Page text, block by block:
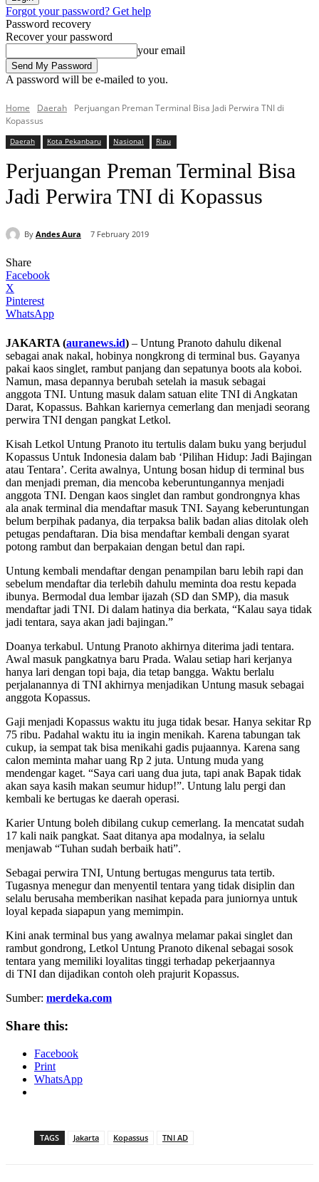
Forgot your password? Get help
Password recovery
Recover your password
your email
A password will be e-mailed to you.
Home Daerah
Perjuangan Preman Terminal Bisa Jadi Perwira TNI di
Kopassus
Daerah Kota Pekanbaru Nasional Riau
Perjuangan Preman Terminal Bisa
Jadi Perwira TNI di Kopassus
By Andes Aura 7 February 2019
Share
Facebook
X
Pinterest
WhatsApp
JAKARTA (auranews.id) – Untung Pranoto dahulu dikenal
sebagai anak nakal, hobinya nongkrong di terminal bus. Gayanya
pakai kaos singlet, rambut panjang dan sepatunya boots ala koboi.
Namun, masa depannya berubah setelah ia masuk sebagai
anggota TNI. Untung masuk dalam satuan elite TNI di Angkatan
Darat, Kopassus. Bahkan kariernya cemerlang dan menjadi seorang
perwira TNI dengan pangkat Letkol.
Kisah Letkol Untung Pranoto itu tertulis dalam buku yang berjudul
Kopassus Untuk Indonesia dalam bab ‘Pilihan Hidup: Jadi Bajingan
atau Tentara’. Cerita awalnya, Untung bosan hidup di terminal bus
dan menjadi preman, dia mencoba keberuntungannya menjadi
anggota TNI. Dengan kaos singlet dan rambut gondrongnya khas
ala anak terminal dia mendaftar masuk TNI. Sayang keberuntungan
belum berpihak padanya, dia terpaksa balik badan alias ditolak oleh
petugas pendaftaran. Dia bisa mendaftar kembali dengan syarat
potong rambut dan berpakaian dengan betul dan rapi.
Untung kembali mendaftar dengan penampilan baru lebih rapi dan
sebelum mendaftar dia terlebih dahulu meminta doa restu kepada
ibunya. Bermodal dua lembar ijazah (SD dan SMP), dia masuk
mendaftar jadi TNI. Di dalam hatinya dia berkata, “Kalau saya tidak
jadi tentara, saya akan jadi bajingan.”
Doanya terkabul. Untung Pranoto akhirnya diterima jadi tentara.
Awal masuk pangkatnya baru Prada. Walau setiap hari kerjanya
hanya lari dengan topi baja, dia tetap bangga. Waktu berlalu
perjalanannya di TNI akhirnya menjadikan Untung masuk sebagai
anggota Kopassus.
Gaji menjadi Kopassus waktu itu juga tidak besar. Hanya sekitar Rp
75 ribu. Padahal waktu itu ia ingin menikah. Karena tabungan tak
cukup, ia sempat tak bisa menikahi gadis pujaannya. Karena sang
calon meminta mahar uang Rp 2 juta. Untung muda yang
mendengar kaget. “Saya cari uang dua juta, tapi anak Bapak tidak
akan saya kasih makan seumur hidup!”. Untung lalu pergi dan
kembali ke bertugas ke daerah operasi.
Karier Untung boleh dibilang cukup cemerlang. Ia mencatat sudah
17 kali naik pangkat. Saat ditanya apa modalnya, ia selalu
menjawab “Tuhan sudah berbaik hati”.
Sebagai perwira TNI, Untung bertugas mengurus tata tertib.
Tugasnya menegur dan menyentil tentara yang tidak disiplin dan
selalu berusaha memberikan nasihat kepada para juniornya untuk
loyal kepada siapapun yang memimpin.
Kini anak terminal bus yang awalnya melamar pakai singlet dan
rambut gondrong, Letkol Untung Pranoto dikenal sebagai sosok
tentara yang memiliki loyalitas tinggi terhadap pekerjaannya
di TNI dan dijadikan contoh oleh prajurit Kopassus.
Sumber: merdeka.com
Share this:
Facebook
Print
WhatsApp
TAGS Jakarta Kopassus TNI AD